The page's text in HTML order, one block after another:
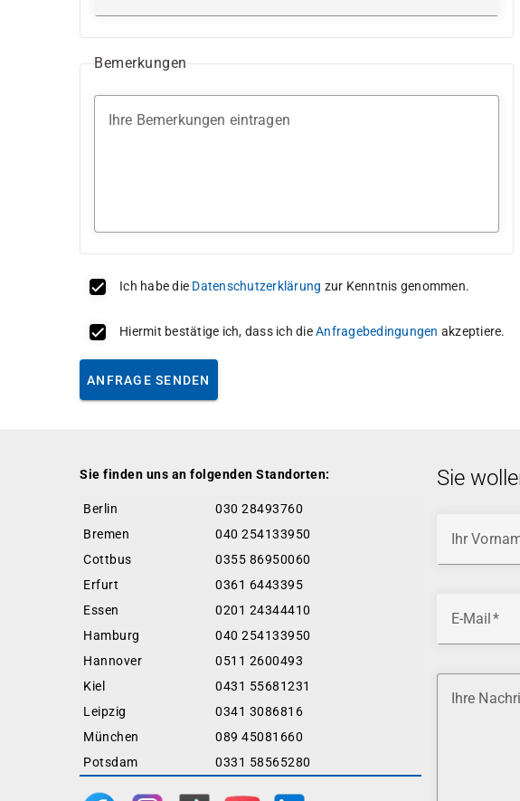
Bemerkungen
Ihre Bemerkungen eintragen
Ich habe die Datenschutzerklärung zur Kenntnis genommen.
Hiermit bestätige ich, dass ich dieAnfragebedingungen akzeptiere.
ANFRAGE SENDEN
Sie finden uns an folgenden Standorten:
Berlin
030 28493760
Bremen
040 254133950
Cottbus
0355 86950060
Erfurt
0361 6443395
Essen
0201 24344410
Hamburg
040 254133950
Hannover
0511 2600493
Kiel
0431 55681231
Leipzig
0341 3086816
München
089 45081660
Potsdam
0331 58565280
Sie
Ihr
E-Mail
Ihre